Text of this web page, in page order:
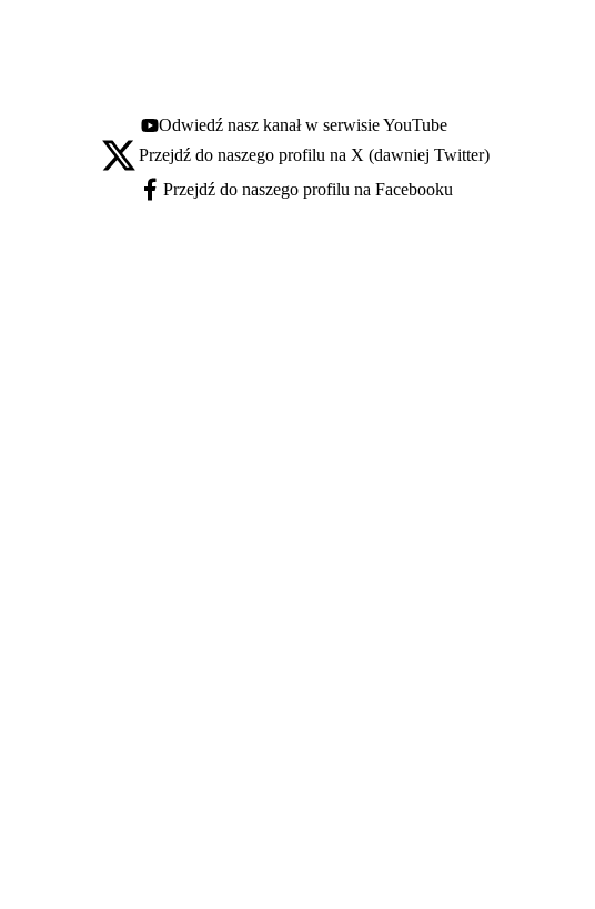
Youtube - otwiera się w nowej karcie
Odwiedź nasz kanał w serwisie YouTube
X - otwiera się w nowej karcie
Przejdź do naszego profilu na X (dawniej Twitter)
Facebook - otwiera się w nowej karcie
Przejdź do naszego profilu na Facebooku